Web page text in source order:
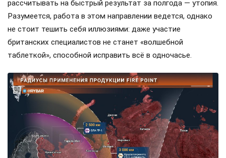
рассчитывать на быстрый результат за полгода — утопия.
Разумеется, работа в этом направлении ведется, однако
не стоит тешить себя иллюзиями: даже участие
британских специалистов не станет «волшебной
таблеткой», способной исправить всё в одночасье.